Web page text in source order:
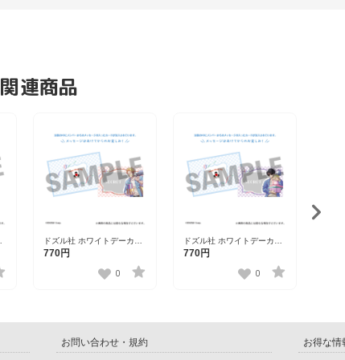
関連商品
ドズル社 ホワイトデーカー
ド ドズル
770円
0
ドズル社 ホワイトデーカー
ド ぼんじゅうる
770円
0
お問い合わせ・規約
お得な情